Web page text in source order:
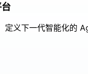
义下一代智能化的